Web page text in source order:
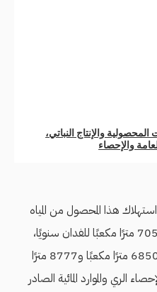
استهلاك هذا المحصول من المياه
يتراوح ما بين 6294 مترًا مكعبًا و7055 مترًا مكعبًا للفدان سنويًا،
ما بين 6850 مترًا مكعبًا و8777 مترًا
الري والموارد المائية الصادر